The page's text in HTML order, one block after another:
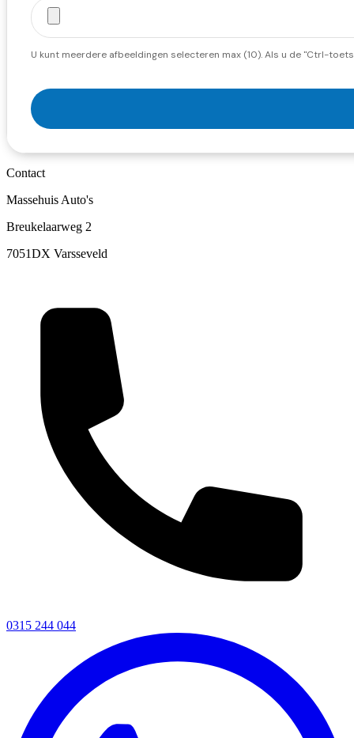
U kunt meerdere afbeeldingen selecteren max (10). Als u de "Ctrl-
Contact
Massehuis Auto's
Breukelaarweg 2
7051DX Varsseveld
0315 244 044